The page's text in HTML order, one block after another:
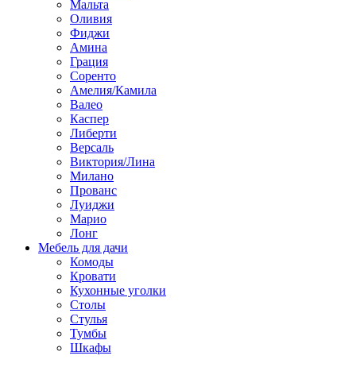
Мальта
Оливия
Фиджи
Амина
Грация
Соренто
Амелия/Камила
Валео
Каспер
Либерти
Версаль
Виктория/Лина
Милано
Прованс
Луиджи
Марио
Лонг
Мебель для дачи
Комоды
Кровати
Кухонные уголки
Столы
Стулья
Тумбы
Шкафы